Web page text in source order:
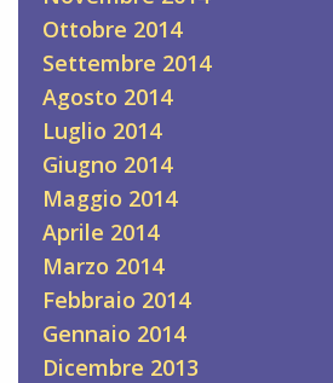
Ottobre 2014
Settembre 2014
Agosto 2014
Luglio 2014
Giugno 2014
Maggio 2014
Aprile 2014
Marzo 2014
Febbraio 2014
Gennaio 2014
Dicembre 2013